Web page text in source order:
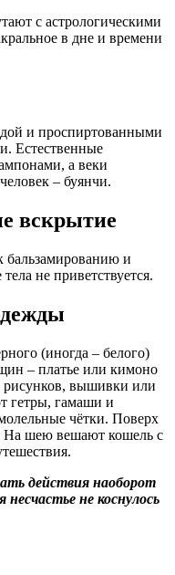
с астрологическими
в дне и времени
и проспиртованными
Естественные
а веки
– буянчи.
вскрытие
бальзамированию и
не приветствуется.
(иногда – белого)
– платье или кимоно
рисунков, вышивки или
гетры, гамаши и
чётки. Поверх
На шею вешают кошель с
действия наоборот
не коснулось